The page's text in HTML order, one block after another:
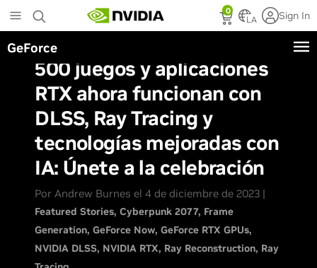
to
main
content
0
LA Sign In
GeForce
500 juegos y aplicaciones
RTX ahora funcionan con
DLSS, Ray Tracing y
tecnologías mejoradas con
IA: Únete a la celebración
Por Andrew Burnes el 4 de diciembre de 2023 |
Featured Stories Cyberpunk 2077 Frame
Generation GeForce Now GeForce RTX GPUs
NVIDIA DLSS NVIDIA RTX Ray Reconstruction Ray